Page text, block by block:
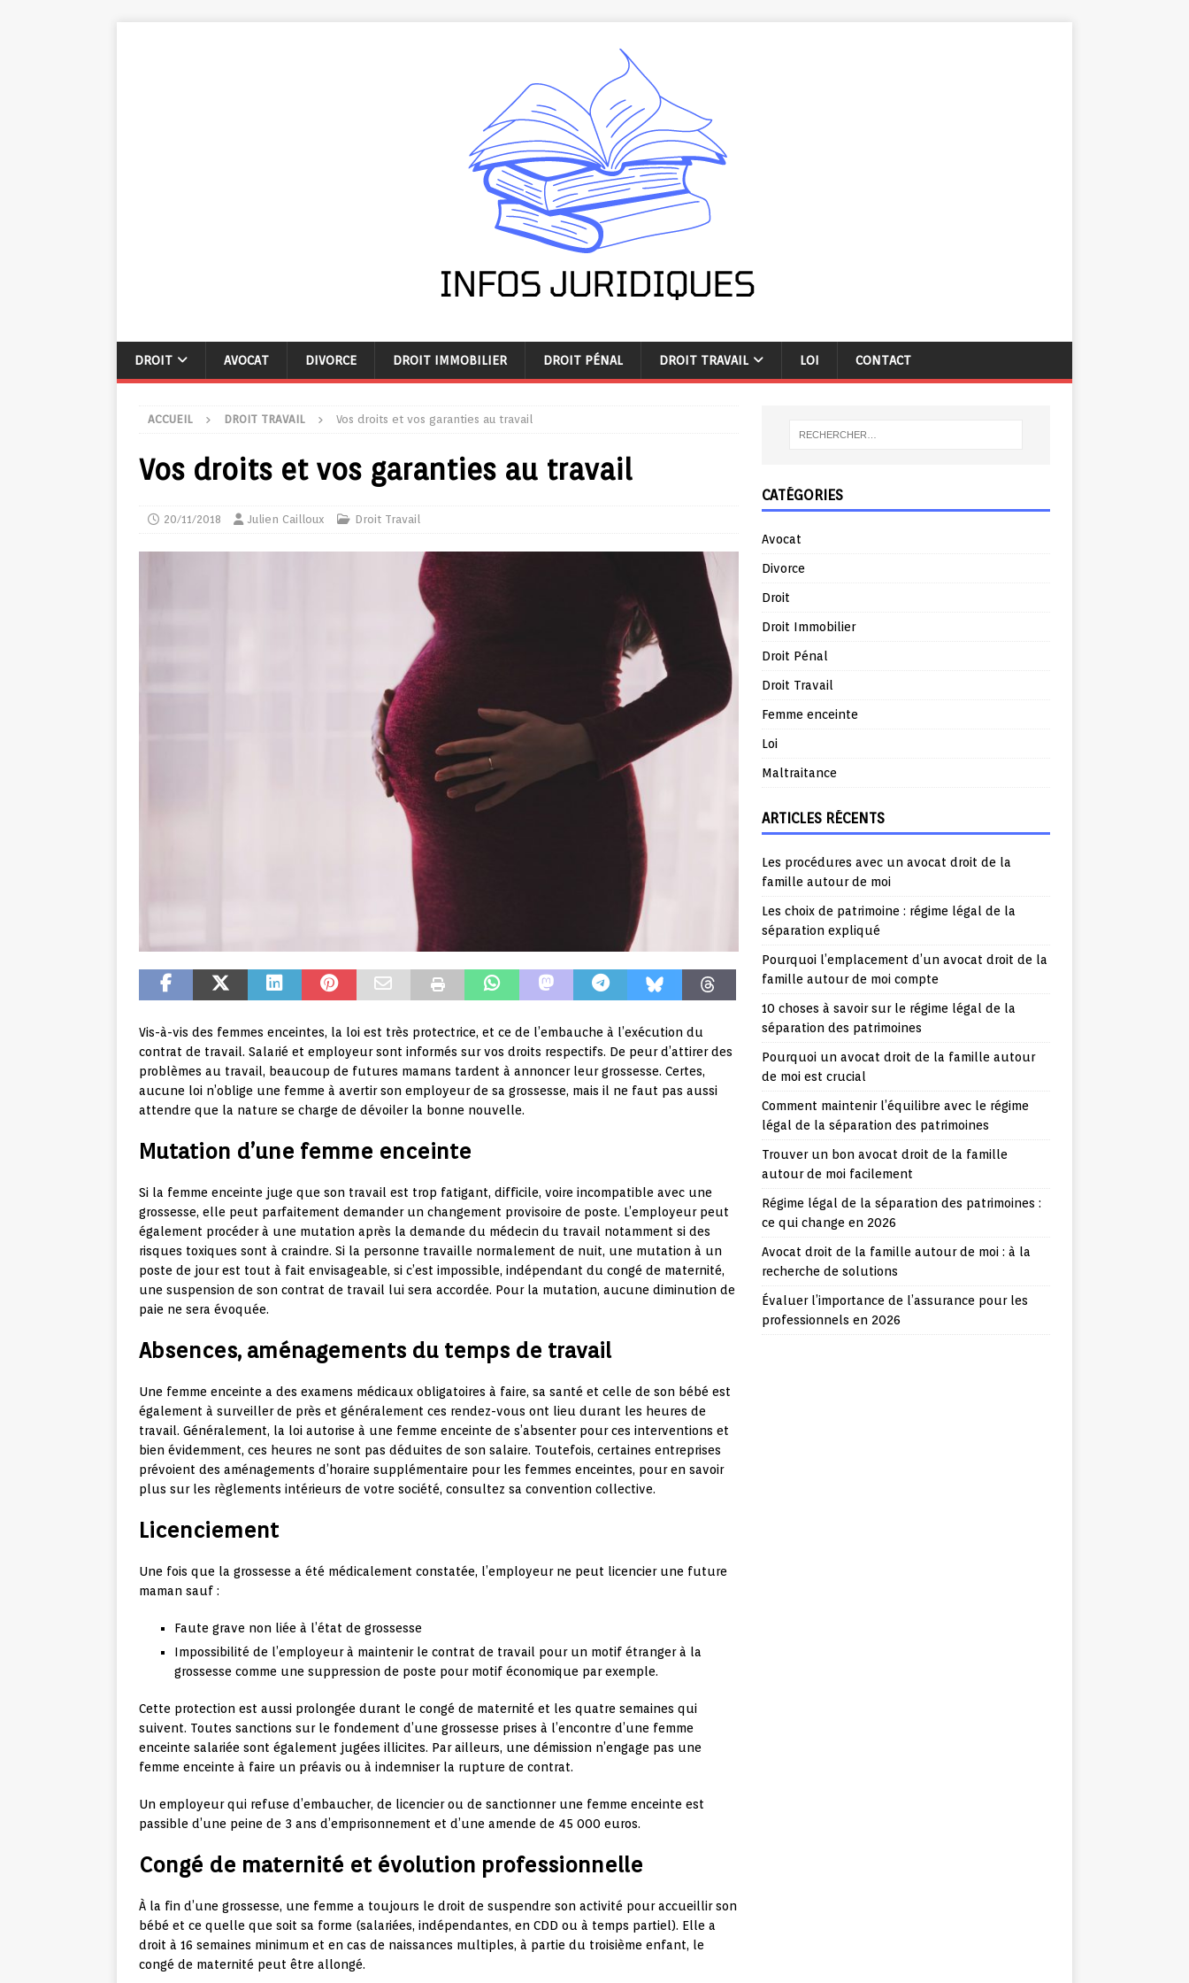
DROIT AVOCAT DIVORCE DROIT IMMOBILIER DROIT PÉNAL DROIT TRAVAIL LOI CONTACT
ACCUEIL DROIT TRAVAIL Vos droits et vos garanties au travail
Vos droits et vos garanties au travail
20/11/2018 Julien Cailloux Droit Travail
Vis-à-vis des femmes enceintes, la loi est très protectrice, et ce de l’embauche à l’exécution du
contrat de travail. Salarié et employeur sont informés sur vos droits respectifs. De peur d’attirer des
problèmes au travail, beaucoup de futures mamans tardent à annoncer leur grossesse. Certes,
aucune loi n’oblige une femme à avertir son employeur de sa grossesse, mais il ne faut pas aussi
attendre que la nature se charge de dévoiler la bonne nouvelle.
Mutation d’une femme enceinte
Si la femme enceinte juge que son travail est trop fatigant, difficile, voire incompatible avec une
grossesse, elle peut parfaitement demander un changement provisoire de poste. L’employeur peut
également procéder à une mutation après la demande du médecin du travail notamment si des
risques toxiques sont à craindre. Si la personne travaille normalement de nuit, une mutation à un
poste de jour est tout à fait envisageable, si c’est impossible, indépendant du congé de maternité,
une suspension de son contrat de travail lui sera accordée. Pour la mutation, aucune diminution de
paie ne sera évoquée.
Absences, aménagements du temps de travail
Une femme enceinte a des examens médicaux obligatoires à faire, sa santé et celle de son bébé est
également à surveiller de près et généralement ces rendez-vous ont lieu durant les heures de
travail. Généralement, la loi autorise à une femme enceinte de s’absenter pour ces interventions et
bien évidemment, ces heures ne sont pas déduites de son salaire. Toutefois, certaines entreprises
prévoient des aménagements d’horaire supplémentaire pour les femmes enceintes, pour en savoir
plus sur les règlements intérieurs de votre société, consultez sa convention collective.
Licenciement
Une fois que la grossesse a été médicalement constatée, l’employeur ne peut licencier une future
maman sauf :
Faute grave non liée à l’état de grossesse
Impossibilité de l’employeur à maintenir le contrat de travail pour un motif étranger à la
grossesse comme une suppression de poste pour motif économique par exemple.
Cette protection est aussi prolongée durant le congé de maternité et les quatre semaines qui
suivent. Toutes sanctions sur le fondement d’une grossesse prises à l’encontre d’une femme
enceinte salariée sont également jugées illicites. Par ailleurs, une démission n’engage pas une
femme enceinte à faire un préavis ou à indemniser la rupture de contrat.
Un employeur qui refuse d’embaucher, de licencier ou de sanctionner une femme enceinte est
passible d’une peine de 3 ans d’emprisonnement et d’une amende de 45 000 euros.
Congé de maternité et évolution professionnelle
À la fin d’une grossesse, une femme a toujours le droit de suspendre son activité pour accueillir son
bébé et ce quelle que soit sa forme (salariées, indépendantes, en CDD ou à temps partiel). Elle a
droit à 16 semaines minimum et en cas de naissances multiples, à partie du troisième enfant, le
congé de maternité peut être allongé.
CATÉGORIES
Avocat
Divorce
Droit
Droit Immobilier
Droit Pénal
Droit Travail
Femme enceinte
Loi
Maltraitance
ARTICLES RÉCENTS
Les procédures avec un avocat droit de la
famille autour de moi
Les choix de patrimoine : régime légal de la
séparation expliqué
Pourquoi l’emplacement d’un avocat droit de la
famille autour de moi compte
10 choses à savoir sur le régime légal de la
séparation des patrimoines
Pourquoi un avocat droit de la famille autour
de moi est crucial
Comment maintenir l’équilibre avec le régime
légal de la séparation des patrimoines
Trouver un bon avocat droit de la famille
autour de moi facilement
Régime légal de la séparation des patrimoines :
ce qui change en 2026
Avocat droit de la famille autour de moi : à la
recherche de solutions
Évaluer l’importance de l’assurance pour les
professionnels en 2026